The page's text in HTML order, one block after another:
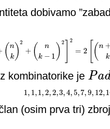
dobivamo
(n
k)2
+ (
n
k − 1 ) 2 2
= 2 ( n
k
[ n 1 2+ (n k n k− 2= 2[( +1 4
kombinatorike je Pad
1 , 1 , 1 , 2, 2,3, 4, 5, 7, 9, 12,
1,1,1 ,2,2,3,4 ,5, 7,9,12,16,
(osim prva tri)